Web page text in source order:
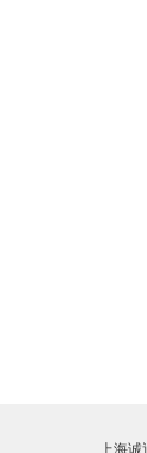
上海